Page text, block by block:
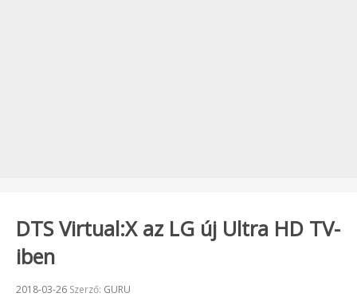
DTS Virtual:X az LG új Ultra HD TV-
iben
Beküldve:
2018-03-26 Szerző: GURU